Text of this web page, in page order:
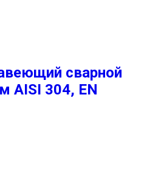
сварной
AISI 304, EN